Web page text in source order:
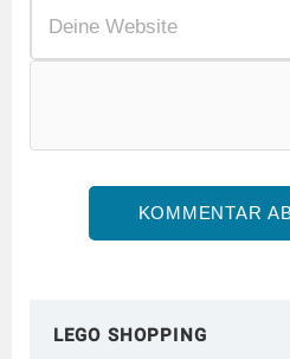
LEGO SHOPPING